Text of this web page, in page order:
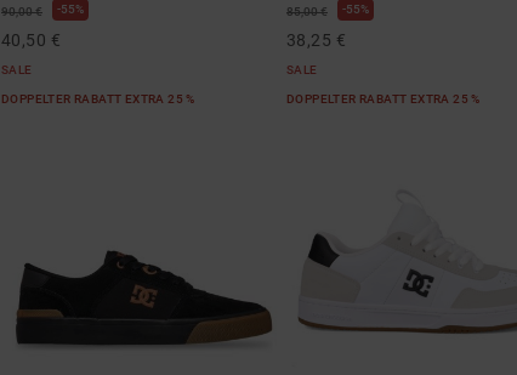
90,00 € 55%
40,50 €
SALE
DOPPELTER RABATT EXTRA 25 %
85,00 € 55%
38,25 €
SALE
DOPPELTER RABATT EXTRA 25 %